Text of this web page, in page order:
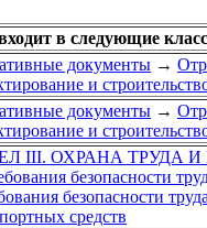
в следующие
документы →
и
документы →
и
III. ОХРАНА ТРУДА
безопасности
безопасности
средств